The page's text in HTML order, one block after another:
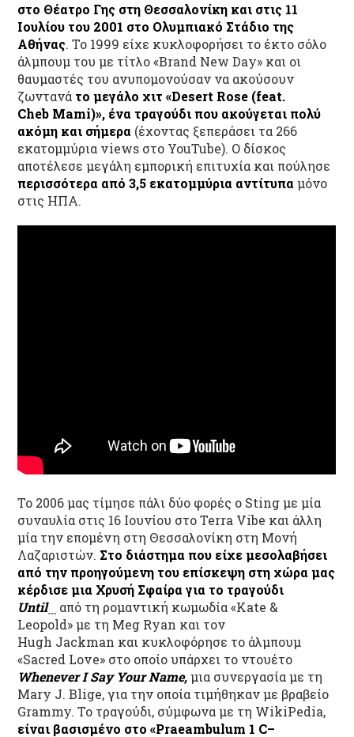
στο Θέατρο Γης στη Θεσσαλονίκη και στις 11
Ιουλίου του 2001 στο Ολυμπιακό Στάδιο της
Αθήνας. Το 1999 είχε κυκλοφορήσει το έκτο σόλο
άλμπουμ του με τίτλο «Brand New Day» και οι
θαυμαστές του ανυπομονούσαν να ακούσουν
ζωντανά το μεγάλο χιτ «Desert Rose (feat.
Cheb Mami)», ένα τραγούδι που ακούγεται πολύ
ακόμη και σήμερα (έχοντας ξεπεράσει τα 266
εκατομμύρια views στο YouTube). Ο δίσκος
αποτέλεσε μεγάλη εμπορική επιτυχία και πούλησε
περισσότερα από 3,5 εκατομμύρια αντίτυπα μόνο
στις ΗΠΑ.
To 2006 μας τίμησε πάλι δύο φορές ο Sting με μία
συναυλία στις 16 Ιουνίου στο Terra Vibe και άλλη
μία την επομένη στη Θεσσαλονίκη στη Μονή
Λαζαριστών. Στο διάστημα που είχε μεσολαβήσει
από την προηγούμενη του επίσκεψη στη χώρα μας
κέρδισε μια Χρυσή Σφαίρα για το τραγούδι
Until… από τη ρομαντική κωμωδία «Kate &
Leopold» με τη Meg Ryan και τον
Hugh Jackman και κυκλοφόρησε το άλμπουμ
«Sacred Love» στο οποίο υπάρχει το ντουέτο
Whenever I Say Your Name,μια συνεργασία με τη
Mary J. Blige, για την οποία τιμήθηκαν με βραβείο
Grammy. Το τραγούδι, σύμφωνα με τη WikiPedia,
είναι βασισμένο στο «Praeambulum 1 C–